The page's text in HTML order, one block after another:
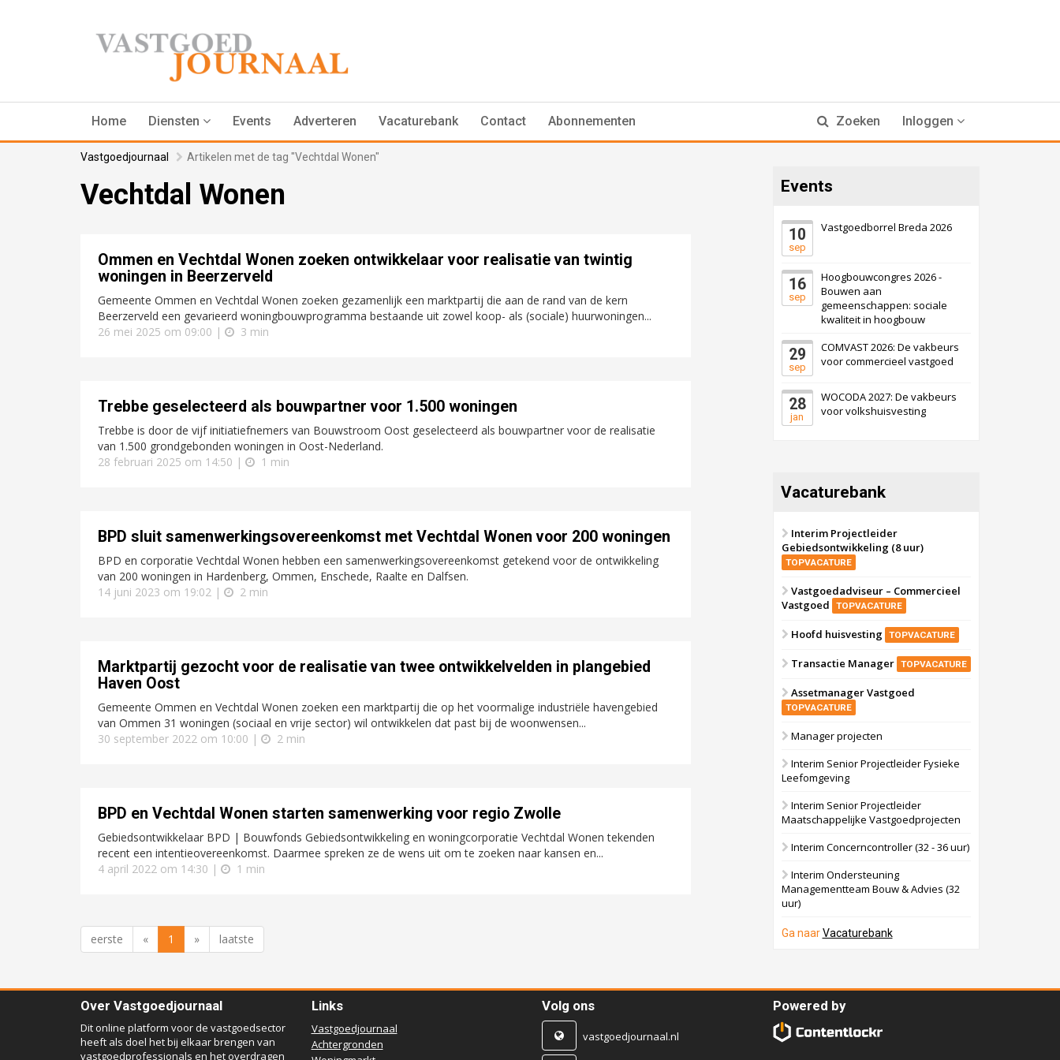
Home Diensten Events Adverteren Vacaturebank Contact Abonnementen Zoeken Inloggen
Vastgoedjournaal Artikelen met de tag "Vechtdal Wonen"
Vechtdal Wonen
Ommen en Vechtdal Wonen zoeken ontwikkelaar voor realisatie van twintig
woningen in Beerzerveld
Gemeente Ommen en Vechtdal Wonen zoeken gezamenlijk een marktpartij die aan de rand van de kern
Beerzerveld een gevarieerd woningbouwprogramma bestaande uit zowel koop- als (sociale) huurwoningen...
26 mei 2025 om 09:00 |
3 min
Trebbe geselecteerd als bouwpartner voor 1.500 woningen
Trebbe is door de vijf initiatiefnemers van Bouwstroom Oost geselecteerd als bouwpartner voor de realisatie
van 1.500 grondgebonden woningen in Oost-Nederland.
28 februari 2025 om 14:50 |
1 min
BPD sluit samenwerkingsovereenkomst met Vechtdal Wonen voor 200 woningen
BPD en corporatie Vechtdal Wonen hebben een samenwerkingsovereenkomst getekend voor de ontwikkeling
van 200 woningen in Hardenberg, Ommen, Enschede, Raalte en Dalfsen.
14 juni 2023 om 19:02 |
2 min
Marktpartij gezocht voor de realisatie van twee ontwikkelvelden in plangebied
Haven Oost
Gemeente Ommen en Vechtdal Wonen zoeken een marktpartij die op het voormalige industriële havengebied
van Ommen 31 woningen (sociaal en vrije sector) wil ontwikkelen dat past bij de woonwensen...
30 september 2022 om 10:00 |
2 min
BPD en Vechtdal Wonen starten samenwerking voor regio Zwolle
Gebiedsontwikkelaar BPD | Bouwfonds Gebiedsontwikkeling en woningcorporatie Vechtdal Wonen tekenden
recent een intentieovereenkomst. Daarmee spreken ze de wens uit om te zoeken naar kansen en...
4 april 2022 om 14:30 |
1 min
eerste « 1 » laatste
Events
10
sep
Vastgoedborrel Breda 2026
16
sep
Hoogbouwcongres 2026 -
Bouwen aan
gemeenschappen: sociale
kwaliteit in hoogbouw
29
sep
COMVAST 2026: De vakbeurs
voor commercieel vastgoed
28
jan
WOCODA 2027: De vakbeurs
voor volkshuisvesting
Vacaturebank
Interim Projectleider
Gebiedsontwikkeling (8 uur)
TOPVACATURE
Vastgoedadviseur – Commercieel
Vastgoed
TOPVACATURE
Hoofd huisvesting TOPVACATURE
Transactie Manager TOPVACATURE
Assetmanager Vastgoed
TOPVACATURE
Manager projecten
Interim Senior Projectleider Fysieke
Leefomgeving
Interim Senior Projectleider
Maatschappelijke Vastgoedprojecten
Interim Concerncontroller (32 - 36 uur)
Interim Ondersteuning
Managementteam Bouw & Advies (32
uur)
Ga naarVacaturebank
Over Vastgoedjournaal
Dit online platform voor de vastgoedsector
heeft als doel het bij elkaar brengen van
vastgoedprofessionals en het overdragen
Links
Vastgoedjournaal
Achtergronden
Volg ons
vastgoedjournaal.nl
Powered by